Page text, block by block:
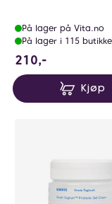
På lager på Vita.no
På lager i 115
210,-
Kjøp